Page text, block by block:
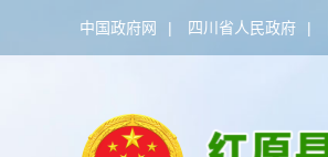
中国政府网 | 四川省人民政府 |